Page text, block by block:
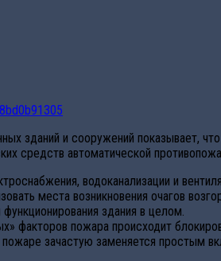
зданий и сооружений показывает,
средств автоматической
водоканализации и
места возникновения очагов
здания в целом.
факторов пожара происходит
пожаре зачастую заменяется